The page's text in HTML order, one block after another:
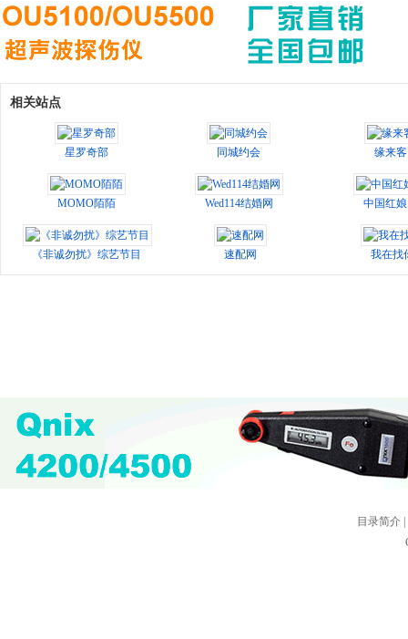
相关站点
星罗奇部 同城约会 缘来客
MOMO陌陌 Wed114结婚网 中国红
《非诚勿扰》综艺节目 速配网 我在找
目录简介